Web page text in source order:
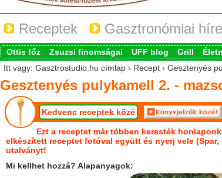
Receptek Gasztronómiai
Ottis főz Zsuzsi finomságai UFF blog Grill
Itt vagy: Gasztrostudio.hu címlap › Recept › Gesztenyés
Gesztenyés pulykamell 2. -
Kedvenc receptek közé
Ezt a receptet már többen keresték
elkészített receptet fotóval együtt és nyerj vele (Spar,
utalványt!
Mi kellhet hozzá? Alapanyagok: